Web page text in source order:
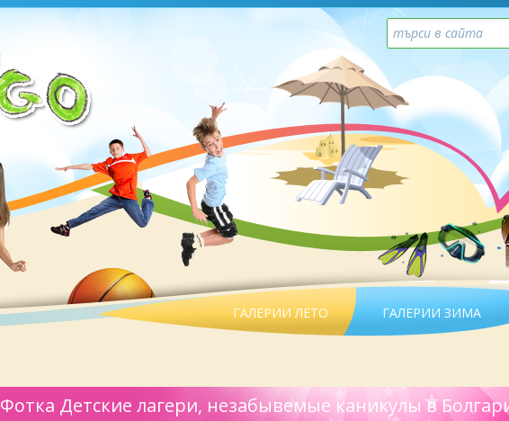
ГАЛЕРИИ ЛЕТО ГАЛЕРИИ ЗИМА
Фотка Детские лагери, незабывемые каникулы в